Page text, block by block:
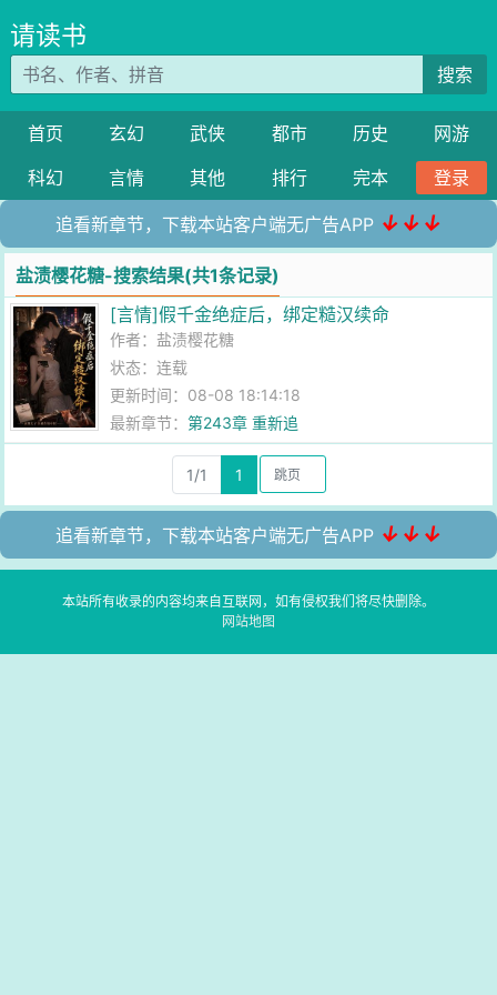
请读书
搜索
首页 玄幻 武侠 都市 历史
网游
科幻
言情 其他 排行 完本 登录
追看新章节，下载本站客户端无广告APP ↓↓↓
盐渍樱花糖-搜索结果(共1条记录)
[言情]假千金绝症后，绑定糙汉续命
作者： 盐渍樱花糖
状态：连载
更新时间：08-08 18:14:18
最新章节：第243章 重新追
1/1 1
追看新章节，下载本站客户端无广告APP ↓↓↓
本站所有收录的内容均来自互联网，如有侵权我们将尽快删除。
网站地图